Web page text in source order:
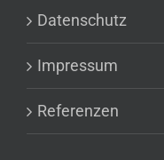
Datenschutz
Impressum
Referenzen